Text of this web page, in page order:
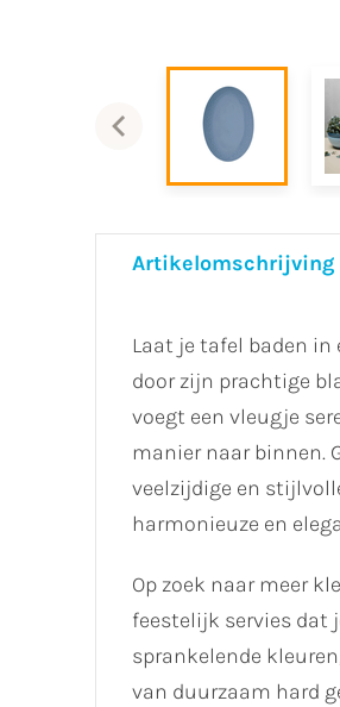
Artikelomschrijving
Laat je tafel baden in
door zijn prachtige
voegt een vleugje
manier naar binnen.
veelzijdige en
harmonieuze en
Op zoek naar meer
feestelijk servies dat
sprankelende
van duurzaam hard